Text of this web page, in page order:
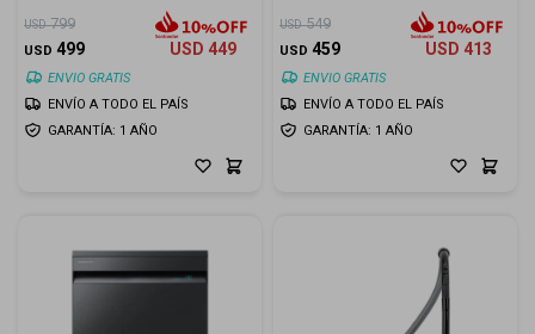
USD 799
USD 499 USD 449
ENVIO GRATIS
GARANTÍA: 1 AÑO
ENVÍO A TODO EL PAÍS
USD 549
USD 459 USD 413
ENVIO GRATIS
GARANTÍA: 1 AÑO
ENVÍO A TODO EL PAÍS